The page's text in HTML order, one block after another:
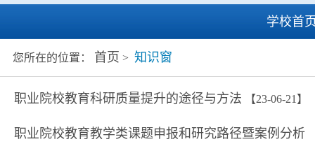
学校首
您所在的位置： 首页 > 知识窗
职业院校教育科研质量提升的途径与方法 【23-06-21】
职业院校教育教学类课题申报和研究路径暨案例分析